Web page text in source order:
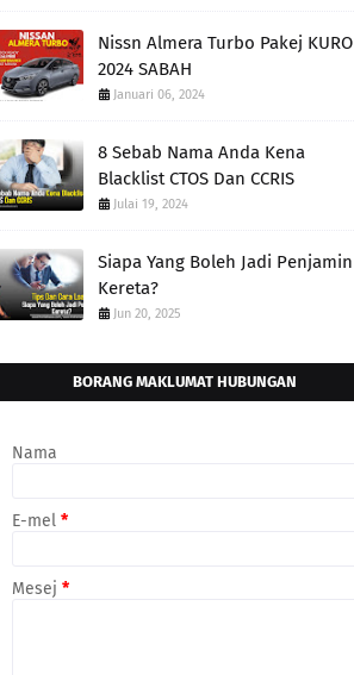
Nissn Almera Turbo Pakej KURO
2024 SABAH
Januari 06, 2024
8 Sebab Nama Anda Kena
Blacklist CTOS Dan CCRIS
Julai 19, 2024
Siapa Yang Boleh Jadi Penjamin
Kereta?
Jun 20, 2025
BORANG MAKLUMAT HUBUNGAN
Nama
E-mel *
Mesej *